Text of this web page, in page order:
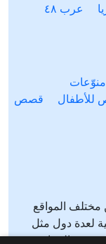
عرب ٤٨
منوّعات
قصص
مختلف المواقع
لعدة دول مثل
الجزائر،